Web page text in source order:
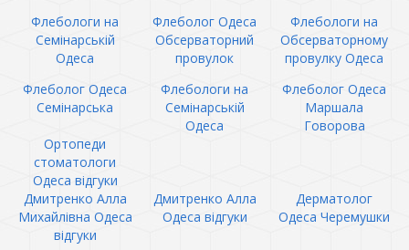
Флебологи на
Семінарській
Одеса
Флеболог Одеса
Обсерваторний
провулок
Флебологи на
Обсерваторному
провулку Одеса
Флеболог Одеса
Семінарська
Флебологи на
Семінарській
Одеса
Флеболог Одеса
Маршала
Говорова
Ортопеди
стоматологи
Одеса відгуки
Дмитренко Алла
Михайлівна Одеса
відгуки
Дмитренко Алла
Одеса відгуки
Дерматолог
Одеса Черемушки